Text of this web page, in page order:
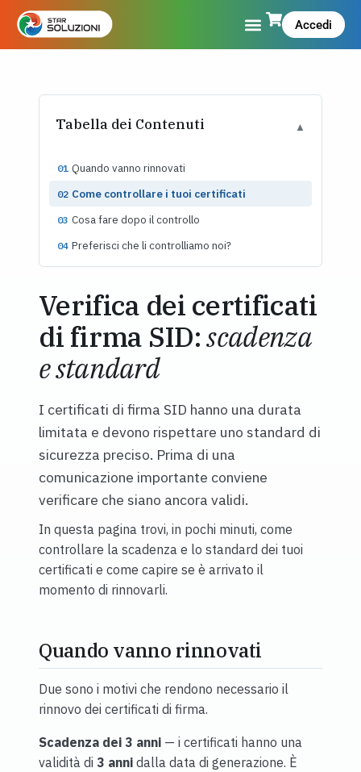
Accedi
Tabella dei Contenuti ▲
01 Quando vanno rinnovati
02 Come controllare i tuoi certificati
03 Cosa fare dopo il controllo
04 Preferisci che li controlliamo noi?
Verifica dei certificati
di firma SID:scadenza
e standard
I certificati di firma SID hanno una durata
limitata e devono rispettare uno standard di
sicurezza preciso. Prima di una
comunicazione importante conviene
verificare che siano ancora validi.
In questa pagina trovi, in pochi minuti, come
controllare la scadenza e lo standard dei tuoi
certificati e come capire se è arrivato il
momento di rinnovarli.
Quando vanno rinnovati
Due sono i motivi che rendono necessario il
rinnovo dei certificati di firma.
Scadenza dei 3 anni — i certificati hanno una
validità di 3 anni dalla data di generazione. È